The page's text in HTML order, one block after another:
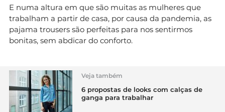
E numa altura em que são muitas as mulheres que
trabalham a partir de casa, por causa da pandemia, as
pajama trousers são perfeitas para nos sentirmos
bonitas, sem abdicar do conforto.
Veja também
6 propostas de looks com calças de
ganga para trabalhar